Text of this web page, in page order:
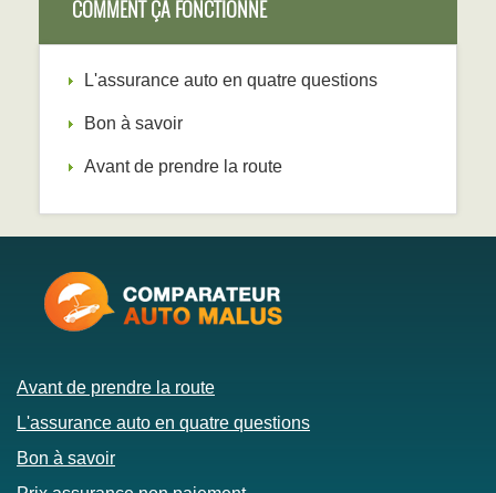
COMMENT ÇA FONCTIONNE
L'assurance auto en quatre questions
Bon à savoir
Avant de prendre la route
Avant de prendre la route
L'assurance auto en quatre questions
Bon à savoir